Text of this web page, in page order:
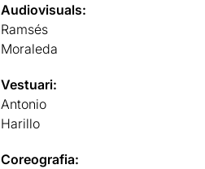
Audiovisuals:
Ramsés
Moraleda
Vestuari:
Antonio
Harillo
Coreografia: